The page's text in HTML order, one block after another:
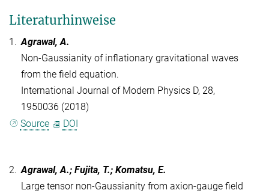
Literaturhinweise
1. Agrawal, A.
Non-Gaussianity of inflationary gravitational waves
from the field equation.
International Journal of Modern Physics D, 28,
1950036 (2018)
Source
DOI
2. Agrawal, A.; Fujita, T.; Komatsu, E.
Large tensor non-Gaussianity from axion-gauge field